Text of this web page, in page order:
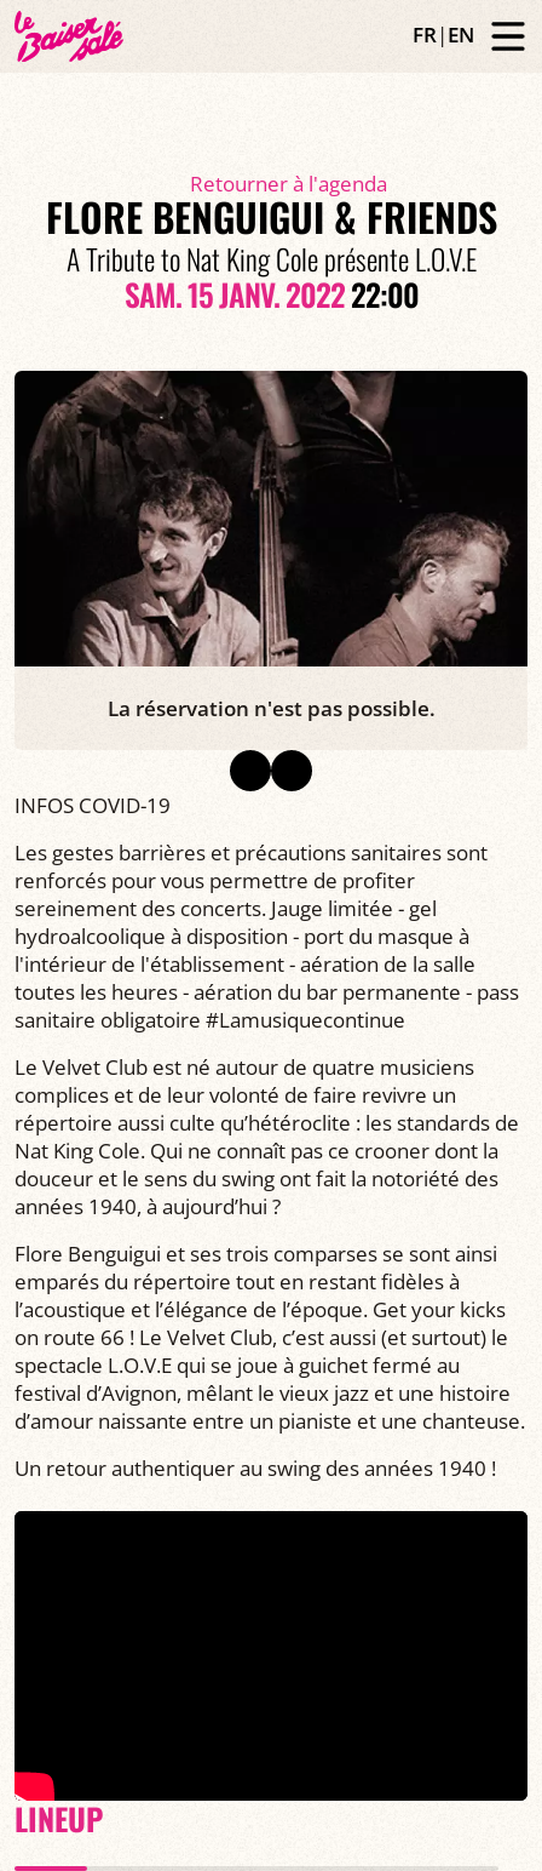
FR|EN
Retourner à l'agenda
FLORE BENGUIGUI & FRIENDS
A Tribute to Nat King Cole présente L.O.V.E
SAM. 15 JANV. 202222:00
La réservation n'est pas possible.
INFOS COVID-19
Les gestes barrières et précautions sanitaires sont
renforcés pour vous permettre de profiter
sereinement des concerts. Jauge limitée - gel
hydroalcoolique à disposition - port du masque à
l'intérieur de l'établissement - aération de la salle
toutes les heures - aération du bar permanente - pass
sanitaire obligatoire #Lamusiquecontinue
Le Velvet Club est né autour de quatre musiciens
complices et de leur volonté de faire revivre un
répertoire aussi culte qu’hétéroclite : les standards de
Nat King Cole. Qui ne connaît pas ce crooner dont la
douceur et le sens du swing ont fait la notoriété des
années 1940, à aujourd’hui ?
Flore Benguigui et ses trois comparses se sont ainsi
emparés du répertoire tout en restant fidèles à
l’acoustique et l’élégance de l’époque. Get your kicks
on route 66 ! Le Velvet Club, c’est aussi (et surtout) le
spectacle L.O.V.E qui se joue à guichet fermé au
festival d’Avignon, mêlant le vieux jazz et une histoire
d’amour naissante entre un pianiste et une chanteuse.
Un retour authentiquer au swing des années 1940 !
LINEUP